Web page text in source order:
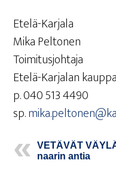
Ete­lä-Kar­ja­la
Mika Peltonen
Toimitusjohtaja
Ete­lä-Kar­ja­lan
p. 040 513 4490
sp.
VETÄ­VÄT
naa­rin antia